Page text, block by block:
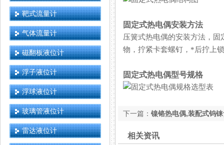
靶式流量计
气体流量计
磁翻板液位计
浮子液位计
浮球液位计
玻璃管液位计
雷达液位计
固定式热电偶安装方法
压簧式热电偶的安装方法，
物，拧紧卡套螺钉，*后拧上锁
固定式热电偶型号规格
下一篇： 镍铬热电偶,装配式钨
相关资讯